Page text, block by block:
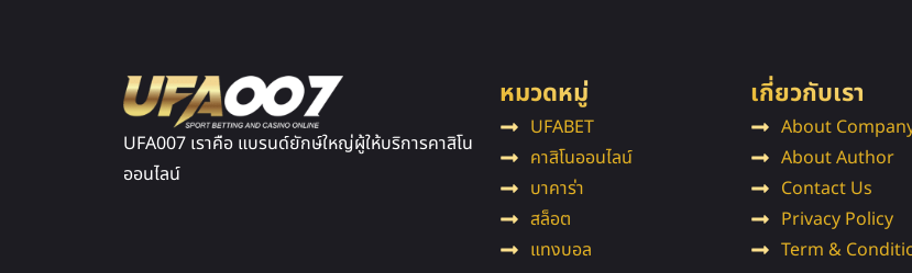
UFA007 เราคือ แบรนด์ยักษ์ใหญ่ผู้ให้บริการคาสิโน
ออนไลน์
หมวดหมู่
UFABET
คาสิโนออนไลน์
บาคาร่า
สล็อต
แทงบอล
เกี่ยวกับเรา
About
About Author
Contact Us
Privacy Policy
Term &